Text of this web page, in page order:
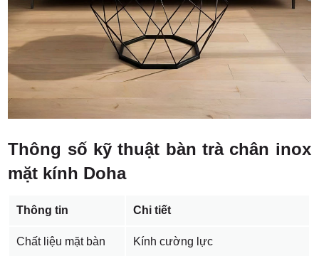
Thông số kỹ thuật bàn trà chân inox
mặt kính Doha
Thông tin Chi tiết
Chất liệu mặt bàn Kính cường lực